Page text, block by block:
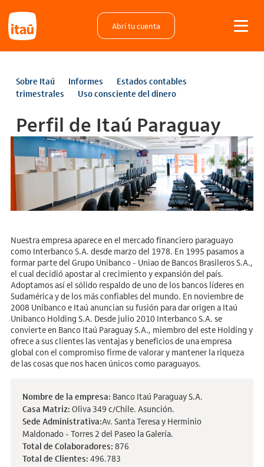
Abrí tu cuenta
Sobre Itaú Informes
Estados contables
trimestrales
Uso consciente del dinero
Perfil de Itaú Paraguay
Nuestra empresa aparece en el mercado financiero paraguayo
como Interbanco S.A. desde marzo del 1978. En 1995 pasamos a
formar parte del Grupo Unibanco - Uniao de Bancos Brasileros S.A.,
el cual decidió apostar al crecimiento y expansión del país.
Adoptamos así el sólido respaldo de uno de los bancos líderes en
Sudamérica y de los más confiables del mundo. En noviembre de
2008 Unibanco e Itaú anuncian su fusión para dar origen a Itaú
Unibanco Holding S.A. Desde julio 2010 Interbanco S.A. se
convierte en Banco Itaú Paraguay S.A., miembro del este Holding y
ofrece a sus clientes las ventajas y beneficios de una empresa
global con el compromiso firme de valorar y mantener la riqueza
de las cosas que nos hacen únicos como paraguayos.
Nombre de la empresa: Banco Itaú Paraguay S.A.
Casa Matriz: Oliva 349 c/Chile. Asunción.
Sede Administrativa:Av. Santa Teresa y Herminio
Maldonado - Torres 2 del Paseo la Galería.
Total de Colaboradores: 876
Total de Clientes: 496.783